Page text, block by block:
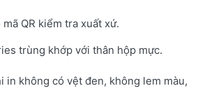
QR kiểm tra xuất xứ.
trùng khớp với thân hộp mực.
in không có vệt đen, không lem màu,